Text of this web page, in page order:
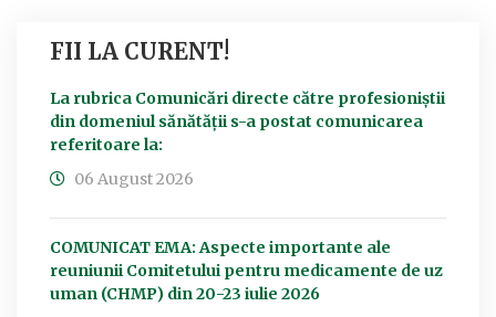
FII LA CURENT!
La rubrica Comunicări directe către profesioniștii
din domeniul sănătății s-a postat comunicarea
referitoare la:
06 August 2026
COMUNICAT EMA: Aspecte importante ale
reuniunii Comitetului pentru medicamente de uz
uman (CHMP) din 20-23 iulie 2026